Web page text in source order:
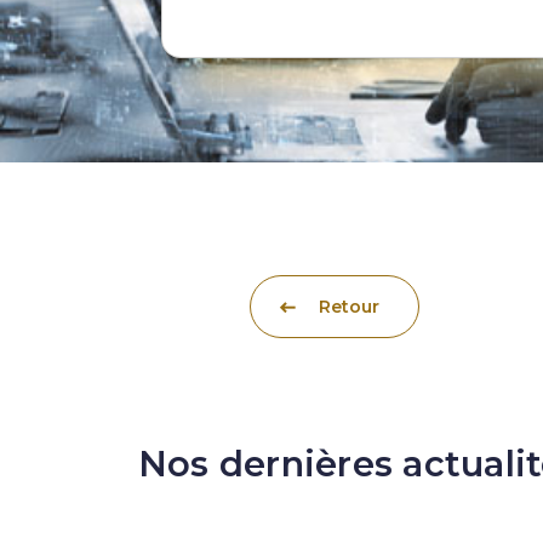
Retour
Nos dernières